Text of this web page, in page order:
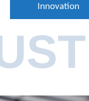
Innovation